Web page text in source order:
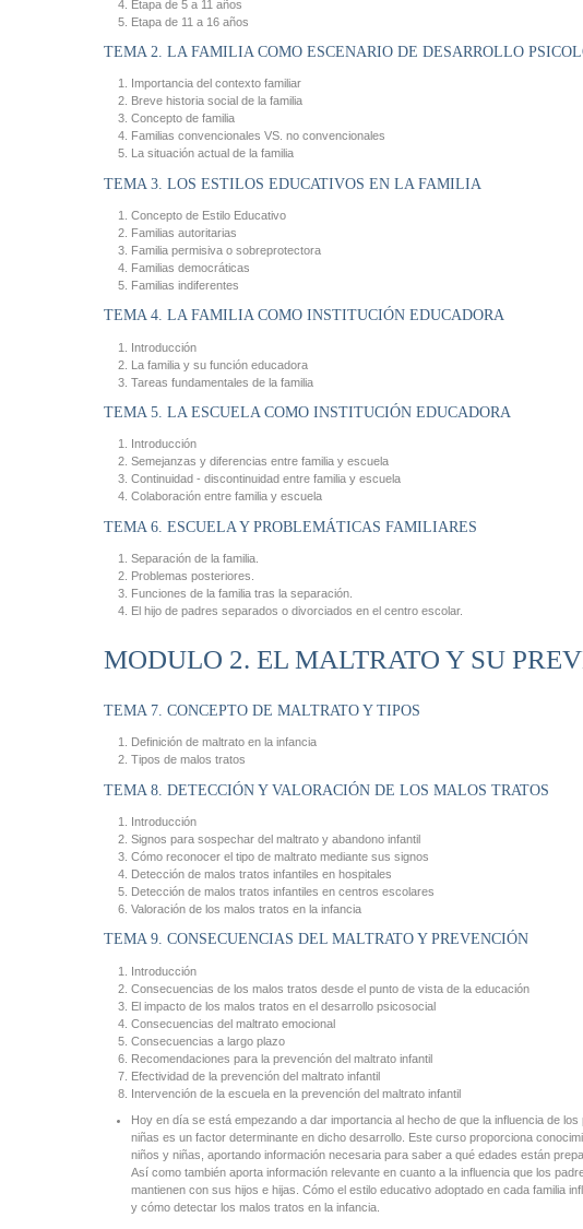
Etapa de 5 a 11 años
Etapa de 11 a 16 años
TEMA 2. LA FAMILIA COMO ESCENARIO DE DESARROLLO
Importancia del contexto familiar
Breve historia social de la familia
Concepto de familia
Familias convencionales VS. no convencionales
La situación actual de la familia
TEMA 3. LOS ESTILOS EDUCATIVOS EN LA FAMILIA
Concepto de Estilo Educativo
Familias autoritarias
Familia permisiva o sobreprotectora
Familias democráticas
Familias indiferentes
TEMA 4. LA FAMILIA COMO INSTITUCIÓN EDUCADORA
Introducción
La familia y su función educadora
Tareas fundamentales de la familia
TEMA 5. LA ESCUELA COMO INSTITUCIÓN EDUCADORA
Introducción
Semejanzas y diferencias entre familia y escuela
Continuidad - discontinuidad entre familia y escuela
Colaboración entre familia y escuela
TEMA 6. ESCUELA Y PROBLEMÁTICAS FAMILIARES
Separación de la familia.
Problemas posteriores.
Funciones de la familia tras la separación.
El hijo de padres separados o divorciados en el centro escolar.
MODULO 2. EL MALTRATO Y SU
TEMA 7. CONCEPTO DE MALTRATO Y TIPOS
Definición de maltrato en la infancia
Tipos de malos tratos
TEMA 8. DETECCIÓN Y VALORACIÓN DE LOS MALOS TRATOS
Introducción
Signos para sospechar del maltrato y abandono infantil
Cómo reconocer el tipo de maltrato mediante sus signos
Detección de malos tratos infantiles en hospitales
Detección de malos tratos infantiles en centros escolares
Valoración de los malos tratos en la infancia
TEMA 9. CONSECUENCIAS DEL MALTRATO Y PREVENCIÓN
Introducción
Consecuencias de los malos tratos desde el punto de vista de la educación
El impacto de los malos tratos en el desarrollo psicosocial
Consecuencias del maltrato emocional
Consecuencias a largo plazo
Recomendaciones para la prevención del maltrato infantil
Efectividad de la prevención del maltrato infantil
Intervención de la escuela en la prevención del maltrato infantil
Hoy en día se está empezando a dar importancia al hecho de que la influencia de
niñas es un factor determinante en dicho desarrollo. Este curso proporciona
niños y niñas, aportando información necesaria para saber a qué edades están
Así como también aporta información relevante en cuanto a la influencia que los
mantienen con sus hijos e hijas. Cómo el estilo educativo adoptado en cada familia
y cómo detectar los malos tratos en la infancia.